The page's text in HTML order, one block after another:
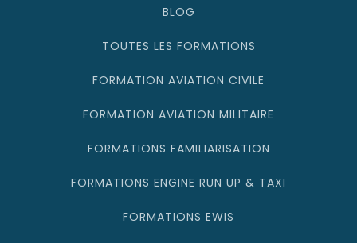
BLOG
TOUTES LES FORMATIONS
FORMATION AVIATION CIVILE
FORMATION AVIATION MILITAIRE
FORMATIONS FAMILIARISATION
FORMATIONS ENGINE RUN UP & TAXI
FORMATIONS EWIS